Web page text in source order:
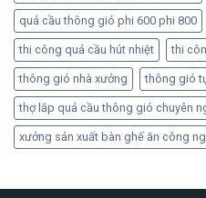
quả cầu thông gió phi 600 phi 800
thi công quả cầu hút nhiệt thi
thông gió nhà xưởng thông gió
thợ lắp quả cầu thông gió chuyên
xưởng sản xuất bàn ghế ăn công